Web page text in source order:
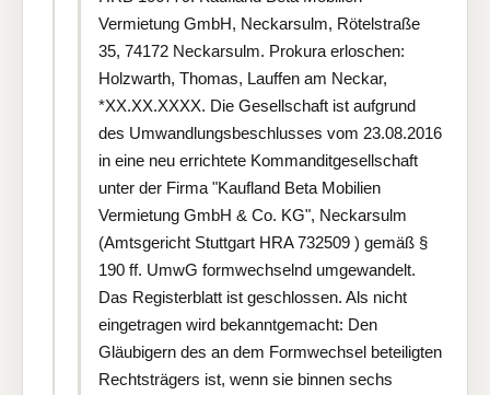
Vermietung GmbH, Neckarsulm, Rötelstraße
35, 74172 Neckarsulm. Prokura erloschen:
Holzwarth, Thomas, Lauffen am Neckar,
*XX.XX.XXXX. Die Gesellschaft ist aufgrund
des Umwandlungsbeschlusses vom 23.08.2016
in eine neu errichtete Kommanditgesellschaft
unter der Firma "Kaufland Beta Mobilien
Vermietung GmbH & Co. KG", Neckarsulm
(Amtsgericht Stuttgart HRA 732509 ) gemäß §
190 ff. UmwG formwechselnd umgewandelt.
Das Registerblatt ist geschlossen. Als nicht
eingetragen wird bekanntgemacht: Den
Gläubigern des an dem Formwechsel beteiligten
Rechtsträgers ist, wenn sie binnen sechs